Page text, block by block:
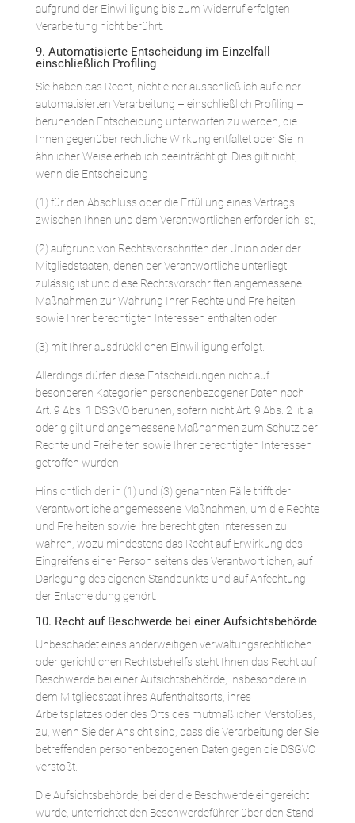
aufgrund der Einwilligung bis zum Widerruf erfolgten
Verarbeitung nicht berührt.
9. Automatisierte Entscheidung im Einzelfall
einschließlich Profiling
Sie haben das Recht, nicht einer ausschließlich auf einer
automatisierten Verarbeitung – einschließlich Profiling –
beruhenden Entscheidung unterworfen zu werden, die
Ihnen gegenüber rechtliche Wirkung entfaltet oder Sie in
ähnlicher Weise erheblich beeinträchtigt. Dies gilt nicht,
wenn die Entscheidung
(1) für den Abschluss oder die Erfüllung eines Vertrags
zwischen Ihnen und dem Verantwortlichen erforderlich ist,
(2) aufgrund von Rechtsvorschriften der Union oder der
Mitgliedstaaten, denen der Verantwortliche unterliegt,
zulässig ist und diese Rechtsvorschriften angemessene
Maßnahmen zur Wahrung Ihrer Rechte und Freiheiten
sowie Ihrer berechtigten Interessen enthalten oder
(3) mit Ihrer ausdrücklichen Einwilligung erfolgt.
Allerdings dürfen diese Entscheidungen nicht auf
besonderen Kategorien personenbezogener Daten nach
Art. 9 Abs. 1 DSGVO beruhen, sofern nicht Art. 9 Abs. 2 lit. a
oder g gilt und angemessene Maßnahmen zum Schutz der
Rechte und Freiheiten sowie Ihrer berechtigten Interessen
getroffen wurden.
Hinsichtlich der in (1) und (3) genannten Fälle trifft der
Verantwortliche angemessene Maßnahmen, um die Rechte
und Freiheiten sowie Ihre berechtigten Interessen zu
wahren, wozu mindestens das Recht auf Erwirkung des
Eingreifens einer Person seitens des Verantwortlichen, auf
Darlegung des eigenen Standpunkts und auf Anfechtung
der Entscheidung gehört.
10. Recht auf Beschwerde bei einer Aufsichtsbehörde
Unbeschadet eines anderweitigen verwaltungsrechtlichen
oder gerichtlichen Rechtsbehelfs steht Ihnen das Recht auf
Beschwerde bei einer Aufsichtsbehörde, insbesondere in
dem Mitgliedstaat ihres Aufenthaltsorts, ihres
Arbeitsplatzes oder des Orts des mutmaßlichen Verstoßes,
zu, wenn Sie der Ansicht sind, dass die Verarbeitung der Sie
betreffenden personenbezogenen Daten gegen die DSGVO
verstößt.
Die Aufsichtsbehörde, bei der die Beschwerde eingereicht
wurde, unterrichtet den Beschwerdeführer über den Stand